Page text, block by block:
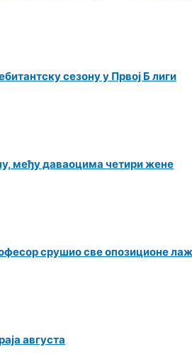
сезону у Првој Б лиги
међу даваоцима четири жене
срушио све опозиционе
августа